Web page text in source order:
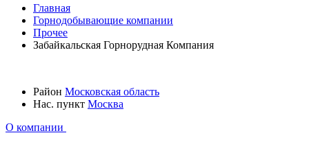
Главная
Горнодобывающие компании
Прочее
Забайкальская Горнорудная Компания
Район Московская область
Нас. пункт Москва
О компании